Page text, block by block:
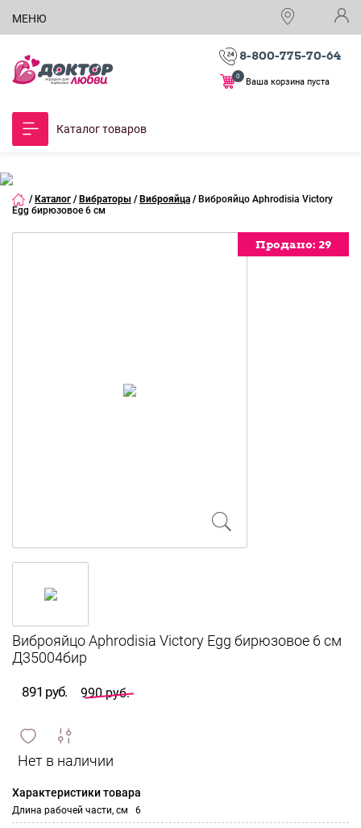
МЕНЮ
8-800-775-70-64
Ваша корзина пуста
0
Каталог товаров
/ Каталог / Вибраторы / Виброяйца / Виброяйцо Aphrodisia Victory
Egg бирюзовое 6 см
Продано: 29
891 руб. 990 руб.
и
сравнить
ИЗБРАННОЕ
Характеристики товара
Длина рабочей части, см 6